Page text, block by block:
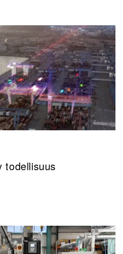
todellisuus